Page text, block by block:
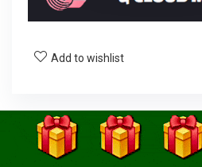
Add to wishlist